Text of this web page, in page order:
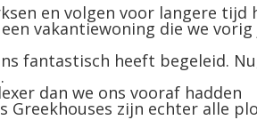
en volgen voor langere tijd
vakantiewoning die we vorig
fantastisch heeft begeleid.
dan we ons vooraf hadden
Greekhouses zijn echter alle